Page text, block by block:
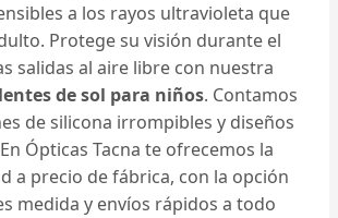
a los rayos ultravioleta que
Protege su visión durante el
salidas al aire libre con nuestra
lentes de sol para niños. Contamos
de silicona irrompibles y diseños
Ópticas Tacna te ofrecemos la
a precio de fábrica, con la opción
medida y envíos rápidos a todo